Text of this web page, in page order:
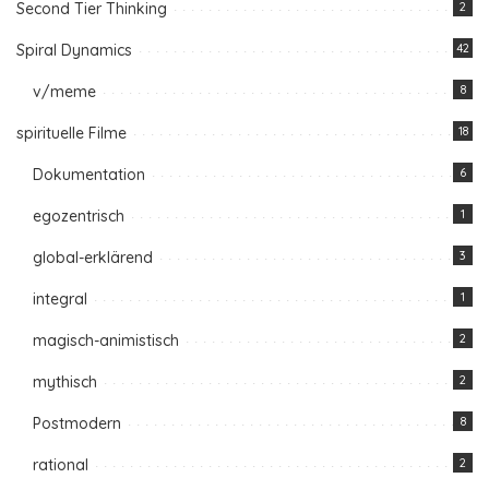
Second Tier Thinking 2
Spiral Dynamics 42
v/meme 8
spirituelle Filme 18
Dokumentation 6
egozentrisch 1
global-erklärend 3
integral 1
magisch-animistisch 2
mythisch 2
Postmodern 8
rational 2